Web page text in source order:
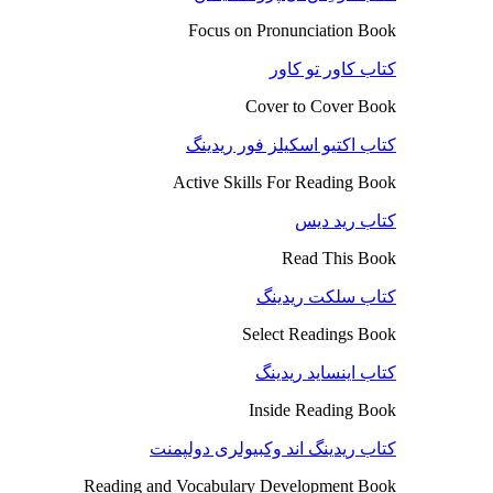
Focus on Pronunciation Book
کتاب کاور تو کاور
Cover to Cover Book
کتاب اکتیو اسکیلز فور ریدینگ
Active Skills For Reading Book
کتاب رید دیس
Read This Book
کتاب سلکت ریدینگ
Select Readings Book
کتاب اینساید ریدینگ
Inside Reading Book
کتاب ریدینگ اند وکبیولری دولپمنت
Reading and Vocabulary Development Book